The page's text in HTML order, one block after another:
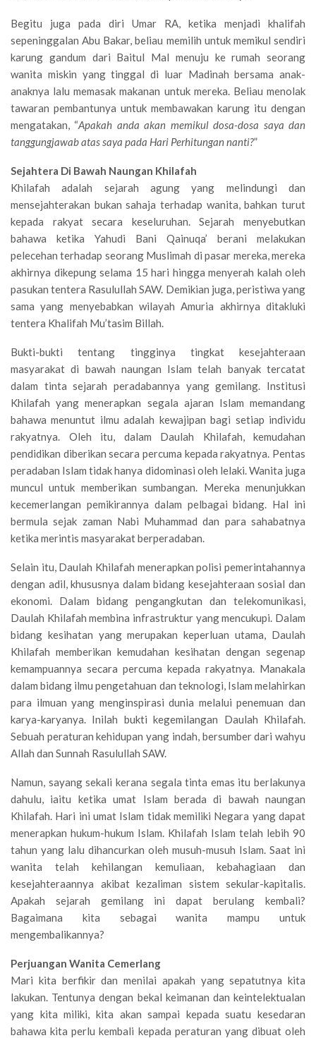
Begitu juga pada diri Umar RA, ketika menjadi khalifah
sepeninggalan Abu Bakar, beliau memilih untuk memikul sendiri
karung gandum dari Baitul Mal menuju ke rumah seorang
wanita miskin yang tinggal di luar Madinah bersama anak-
anaknya lalu memasak makanan untuk mereka. Beliau menolak
tawaran pembantunya untuk membawakan karung itu dengan
mengatakan, “Apakah anda akan memikul dosa-dosa saya dan
tanggungjawab atas saya pada Hari Perhitungan nanti?”
Sejahtera Di Bawah Naungan Khilafah
Khilafah adalah sejarah agung yang melindungi dan
mensejahterakan bukan sahaja terhadap wanita, bahkan turut
kepada rakyat secara keseluruhan. Sejarah menyebutkan
bahawa ketika Yahudi Bani Qainuqa’ berani melakukan
pelecehan terhadap seorang Muslimah di pasar mereka, mereka
akhirnya dikepung selama 15 hari hingga menyerah kalah oleh
pasukan tentera Rasulullah SAW. Demikian juga, peristiwa yang
sama yang menyebabkan wilayah Amuria akhirnya ditakluki
tentera Khalifah Mu’tasim Billah.
Bukti-bukti tentang tingginya tingkat kesejahteraan
masyarakat di bawah naungan Islam telah banyak tercatat
dalam tinta sejarah peradabannya yang gemilang. Institusi
Khilafah yang menerapkan segala ajaran Islam memandang
bahawa menuntut ilmu adalah kewajipan bagi setiap individu
rakyatnya. Oleh itu, dalam Daulah Khilafah, kemudahan
pendidikan diberikan secara percuma kepada rakyatnya. Pentas
peradaban Islam tidak hanya didominasi oleh lelaki. Wanita juga
muncul untuk memberikan sumbangan. Mereka menunjukkan
kecemerlangan pemikirannya dalam pelbagai bidang. Hal ini
bermula sejak zaman Nabi Muhammad dan para sahabatnya
ketika merintis masyarakat berperadaban.
Selain itu, Daulah Khilafah menerapkan polisi pemerintahannya
dengan adil, khususnya dalam bidang kesejahteraan sosial dan
ekonomi. Dalam bidang pengangkutan dan telekomunikasi,
Daulah Khilafah membina infrastruktur yang mencukupi. Dalam
bidang kesihatan yang merupakan keperluan utama, Daulah
Khilafah memberikan kemudahan kesihatan dengan segenap
kemampuannya secara percuma kepada rakyatnya. Manakala
dalam bidang ilmu pengetahuan dan teknologi, Islam melahirkan
para ilmuan yang menginspirasi dunia melalui penemuan dan
karya-karyanya. Inilah bukti kegemilangan Daulah Khilafah.
Sebuah peraturan kehidupan yang indah, bersumber dari wahyu
Allah dan Sunnah Rasulullah SAW.
Namun, sayang sekali kerana segala tinta emas itu berlakunya
dahulu, iaitu ketika umat Islam berada di bawah naungan
Khilafah. Hari ini umat Islam tidak memiliki Negara yang dapat
menerapkan hukum-hukum Islam. Khilafah Islam telah lebih 90
tahun yang lalu dihancurkan oleh musuh-musuh Islam. Saat ini
wanita telah kehilangan kemuliaan, kebahagiaan dan
kesejahteraannya akibat kezaliman sistem sekular-kapitalis.
Apakah sejarah gemilang ini dapat berulang kembali?
Bagaimana kita sebagai wanita mampu untuk
mengembalikannya?
Perjuangan Wanita Cemerlang
Mari kita berfikir dan menilai apakah yang sepatutnya kita
lakukan. Tentunya dengan bekal keimanan dan keintelektualan
yang kita miliki, kita akan sampai kepada suatu kesedaran
bahawa kita perlu kembali kepada peraturan yang dibuat oleh